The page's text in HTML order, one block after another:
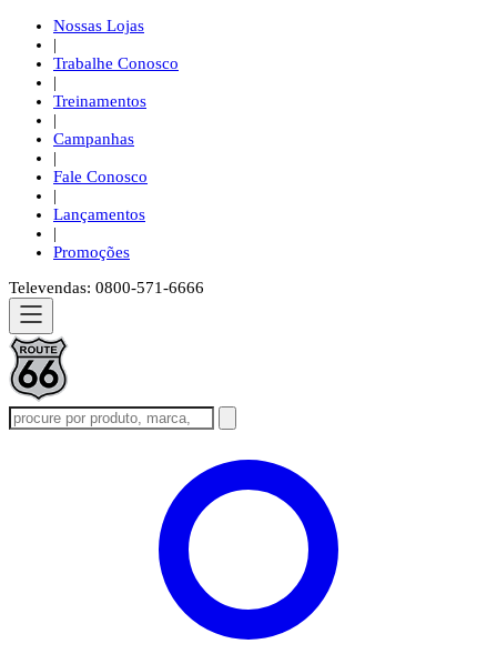
Nossas Lojas
|
Trabalhe Conosco
|
Treinamentos
|
Campanhas
|
Fale Conosco
|
Lançamentos
|
Promoções
Televendas: 0800-571-6666